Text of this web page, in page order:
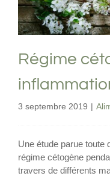
Régime
3 septembre 2019 |
Une étude parue toute
régime cétogène
travers de différents